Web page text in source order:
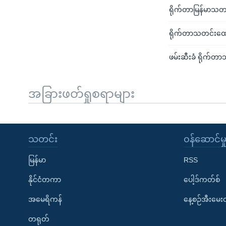
ရိုက်တာမြန်မာသတ
ရိုက်တာသတင်းထေ
ဖမ်းဆီးခံ ရိုက်တာ
အခြားဖတ်ရှုစရာများ
သတင်း
မြန်မာ
နိုင်ငံတကာ
အမေရိကန်
တရုတ်
၀န်ဆောင်မှု
RSS
ပေါ့ဒ်ကတ်စ်
နေ့စဉ်အီးမ